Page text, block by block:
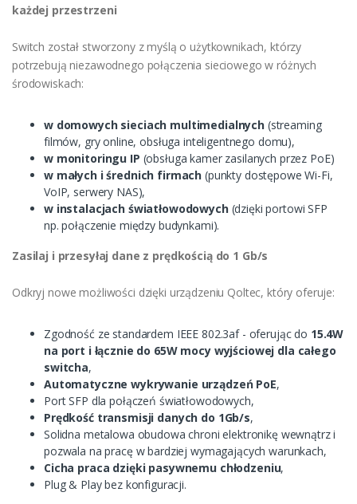
każdej przestrzeni
Switch został stworzony z myślą o użytkownikach, którzy
potrzebują niezawodnego połączenia sieciowego w różnych
środowiskach:
w domowych sieciach multimedialnych(streaming
filmów, gry online, obsługa inteligentnego domu),
w monitoringu IP (obsługa kamer zasilanych przez PoE)
w małych i średnich firmach (punkty dostępowe Wi-Fi,
VoIP, serwery NAS),
w instalacjach światłowodowych (dzięki portowi SFP
np. połączenie między budynkami).
Zasilaj i przesyłaj dane z prędkością do 1 Gb/s
Odkryj nowe możliwości dzięki urządzeniu Qoltec, który oferuje:
Zgodność ze standardem IEEE 802.3af - oferując do 15.4W
na port i łącznie do 65W mocy wyjściowej dla całego
switcha,
Automatyczne wykrywanie urządzeń PoE,
Port SFP dla połączeń światłowodowych,
Prędkość transmisji danych do 1Gb/s,
Solidna metalowa obudowa chroni elektronikę wewnątrz i
pozwala na pracę w bardziej wymagających warunkach,
Cicha praca dzięki pasywnemu chłodzeniu,
Plug & Play bez konfiguracji.